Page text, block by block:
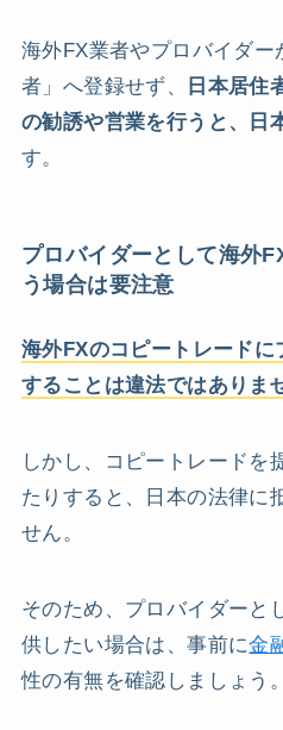
海外FX業者やプロバイダー
者」へ登録せず、
日本居住
の勧誘や営業を行うと、日
す。
プロバイダーとして海外
う場合は要注意
海外FXのコピートレード
することは違法ではありま
しかし、コピートレードを
たりすると、日本の法律に
せん。
そのため、プロバイダーと
供したい場合は、事前に金
性の有無を確認しましょう。